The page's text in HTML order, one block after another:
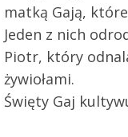
ludzką
jest obecnym
wyrzeźbił